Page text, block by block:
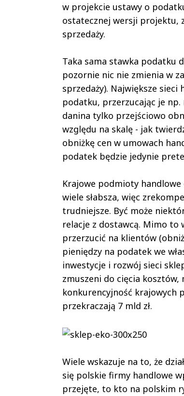
w projekcie ustawy o
ostatecznej wersji projektu,
sprzedaży.
Taka sama stawka podatku
pozornie nic nie zmienia w
sprzedaży). Największe
podatku, przerzucając je
danina tylko przejściowo
względu na skalę - jak
obniżkę cen w umowach
podatek będzie jedynie
Krajowe podmioty handlowe
wiele słabsza, więc
trudniejsze. Być może
relacje z dostawcą. Mimo to
przerzucić na klientów
pieniędzy na podatek we
inwestycje i rozwój sieci
zmuszeni do cięcia kosztów,
konkurencyjność krajowych
przekraczają 7 mld zł.
Wiele wskazuje na to, że
się polskie firmy handlowe
przejęte, to kto na polskim